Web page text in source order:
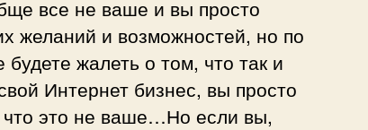
все не ваше и вы просто
желаний и возможностей, но по
жалеть о том, что так и
Интернет бизнес, вы просто
что это не ваше…Но если вы,